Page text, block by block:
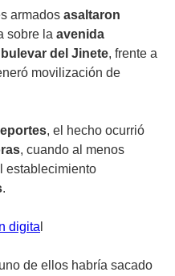
armados asaltaron
sobre la avenida
bulevar del Jinete, frente a
movilización de
, el hecho ocurrió
, cuando al menos
establecimiento
.
digita
de ellos habría sacado